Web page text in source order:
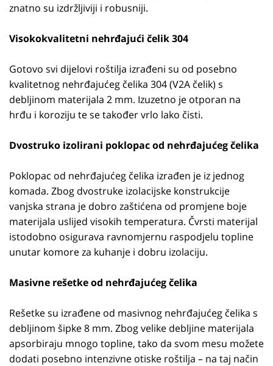
znatno su izdržljiviji i robusniji.
Visokokvalitetni nehrđajući čelik 304
Gotovo svi dijelovi roštilja izrađeni su od posebno
kvalitetnog nehrđajućeg čelika 304 (V2A čelik) s
debljinom materijala 2 mm. Izuzetno je otporan na
hrđu i koroziju te se također vrlo lako čisti.
Dvostruko izolirani poklopac od nehrđajućeg čelika
Poklopac od nehrđajućeg čelika izrađen je iz jednog
komada. Zbog dvostruke izolacijske konstrukcije
vanjska strana je dobro zaštićena od promjene boje
materijala uslijed visokih temperatura. Čvrsti materijal
istodobno osigurava ravnomjernu raspodjelu topline
unutar komore za kuhanje i dobru izolaciju.
Masivne rešetke od nehrđajućeg čelika
Rešetke su izrađene od masivnog nehrđajućeg čelika s
debljinom šipke 8 mm. Zbog velike debljine materijala
apsorbiraju mnogo topline, tako da svom mesu možete
dodati posebno intenzivne otiske roštilja – na taj način